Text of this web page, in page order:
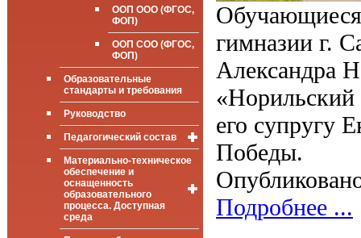
ООП ООО (ФГОС,
ФОП)
ООП СОО (ФГОС,
ФОП)
Образовательные
стандарты и требования
Руководство
Педагогический состав
Педагоги,
реализующие
ООП НОО
Педагоги,
ООП ООО
Материально-техническое
обеспечение и
оснащенность
образовательного
процесса. Доступная
среда
Обучающиеся
гимназии г.
Александра
«Норильский
его супругу
Победы.
Подробнее ...